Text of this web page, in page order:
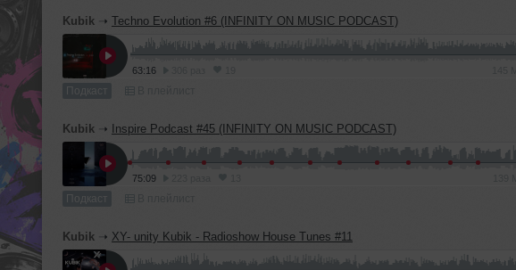
Kubik ➝ Techno Evolution #6 (INFINITY ON MUSIC PODCAST)
63:16
Подкаст
Kubik ➝ Inspire Podcast #45 (INFINITY ON MUSIC PODCAST)
75:09
Подкаст
Kubik ➝ XY- unity Kubik - Radioshow House Tunes #11